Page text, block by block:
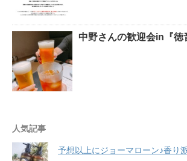
中野さんの歓迎会in『徳
人気記事
予想以上にジョーマローン♪香り